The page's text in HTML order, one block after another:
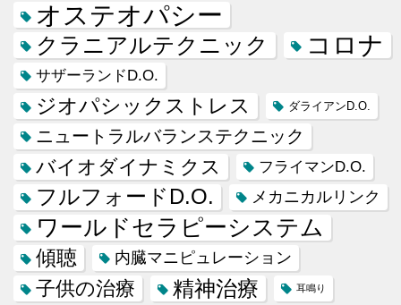
オステオパシー
クラニアルテクニック コロナ
サザーランドD.O.
ジオパシックストレス ダライアンD.O.
ニュートラルバランステクニック
バイオダイナミクス フライマンD.O.
フルフォードD.O. メカニカルリンク
ワールドセラピーシステム
傾聴 内臓マニピュレーション
子供の治療 精神治療 耳鳴り